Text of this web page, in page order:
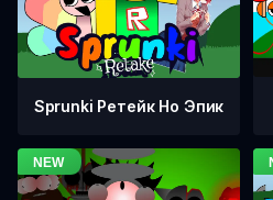
Sprunki Ретейк Но Эпик